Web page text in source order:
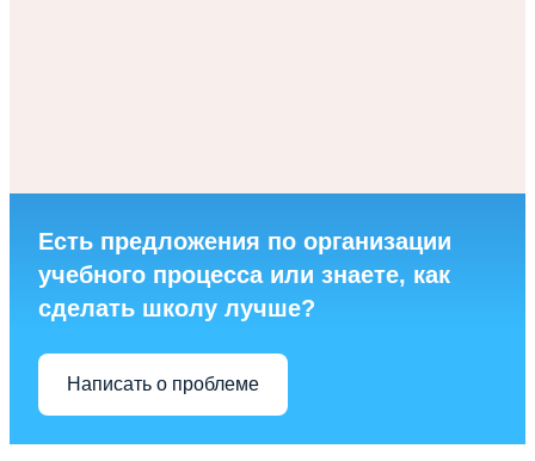
Есть предложения по организации
учебного процесса или знаете, как
сделать школу лучше?
Написать о проблеме